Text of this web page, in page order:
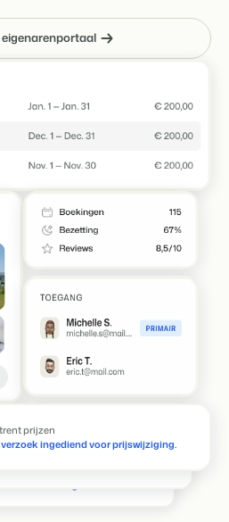
prijzen
verzoek ingediend voor prijswijziging.
Monique